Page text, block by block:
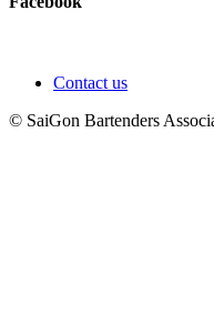
Contact us
© SaiGon Bartenders